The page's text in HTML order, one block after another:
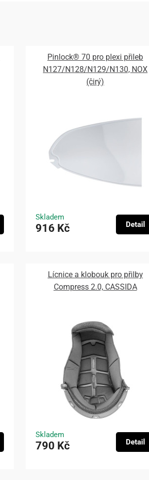
Pinlock® 70 pro plexi přileb
N127/N128/N129/N130, NOX
(čirý)
Skladem
916 Kč Detail
Lícnice a klobouk pro přilby
Compress 2.0, CASSIDA
Skladem
790 Kč Detail